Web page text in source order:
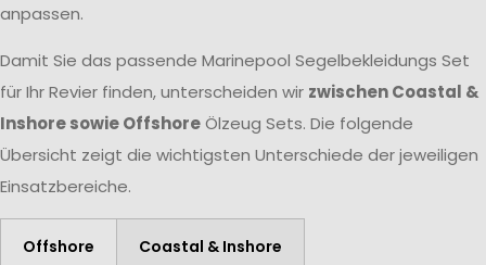
anpassen.
Damit Sie das passende Marinepool Segelbekleidungs Set
für Ihr Revier finden, unterscheiden wir zwischen Coastal &
Inshore sowie OffshoreÖlzeug Sets. Die folgende
Übersicht zeigt die wichtigsten Unterschiede der jeweiligen
Einsatzbereiche.
Offshore Coastal & Inshore